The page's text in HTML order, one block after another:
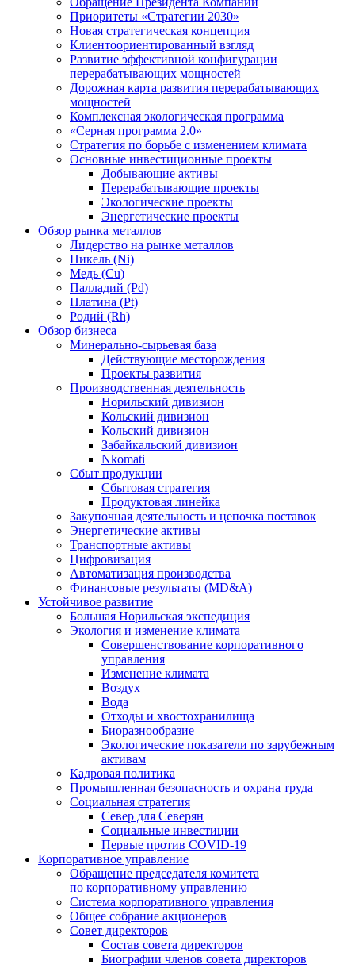
Приоритеты «Стратегии 2030»
Новая стратегическая концепция
Клиентоориентированный взгляд
Развитие эффективной конфигурации
перерабатывающих мощностей
Дорожная карта развития перерабатывающих
мощностей
Комплексная экологическая программа
«Серная программа 2.0»
Стратегия по борьбе с изменением климата
Основные инвестиционные проекты
Добывающие активы
Перерабатывающие проекты
Экологические проекты
Энергетические проекты
Обзор рынка металлов
Лидерство на рынке металлов
Никель (Ni)
Медь (Cu)
Палладий (Pd)
Платина (Pt)
Родий (Rh)
Обзор бизнеса
Минерально-сырьевая база
Действующие месторождения
Проекты развития
Производственная деятельность
Норильский дивизион
Кольский дивизион
Кольский дивизион
Забайкальский дивизион
Nkomati
Сбыт продукции
Сбытовая стратегия
Продуктовая линейка
Закупочная деятельность и цепочка поставок
Энергетические активы
Транспортные активы
Цифровизация
Автоматизация производства
Финансовые результаты (MD&A)
Устойчивое развитие
Большая Норильская экспедиция
Экология и изменение климата
Совершенствование корпоративного
управления
Изменение климата
Воздух
Вода
Отходы и хвостохранилища
Биоразнообразие
Экологические показатели по зарубежным
активам
Кадровая политика
Промышленная безопасность и охрана труда
Социальная стратегия
Север для Северян
Социальные инвестиции
Первые против COVID‑19
Корпоративное управление
Обращение председателя комитета
по корпоративному управлению
Система корпоративного управления
Общее собрание акционеров
Совет директоров
Состав совета директоров
Биографии членов совета директоров